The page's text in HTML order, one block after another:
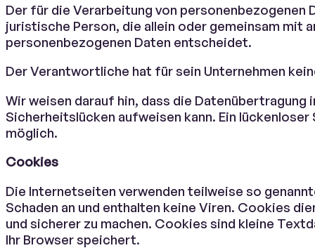
Der für die Verarbeitung von
juristische Person, die allein oder gemeinsam mit
personenbezogenen Daten entscheidet.
Der Verantwortliche hat für sein Unternehmen
Wir weisen darauf hin, dass die Datenübertragung
Sicherheitslücken aufweisen kann. Ein
möglich.
Cookies
Die Internetseiten verwenden teilweise so
Schaden an und enthalten keine Viren. Cookies
und sicherer zu machen. Cookies sind kleine
Ihr Browser speichert.